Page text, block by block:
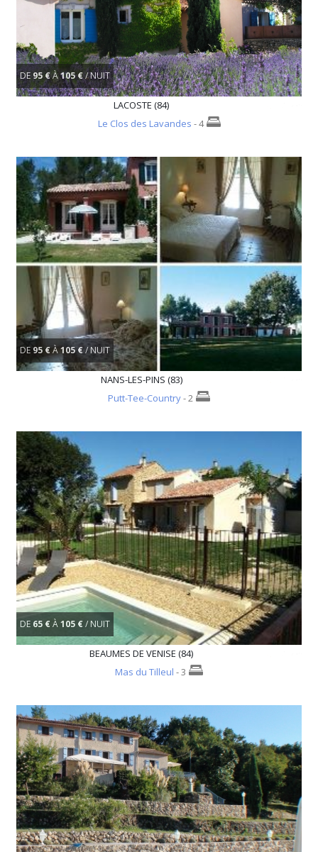
DE95 €À105 €/ NUIT
LACOSTE (84)
Le Clos des Lavandes - 4
DE 95 €À105 €/ NUIT
NANS-LES-PINS (83)
Putt-Tee-Country- 2
DE 65 €À105 €/ NUIT
BEAUMES DE VENISE (84)
Mas du Tilleul - 3